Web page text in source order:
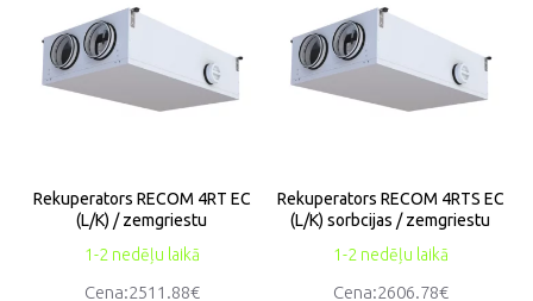
1-2 nedēļu laikā
Rekuperators RECOM 4RT EC
(L/K) / zemgriestu
Cena:2511.88€
1-2 nedēļu laikā
Rekuperators RECOM 4RTS EC
(L/K) sorbcijas / zemgriestu
Cena:2606.78€